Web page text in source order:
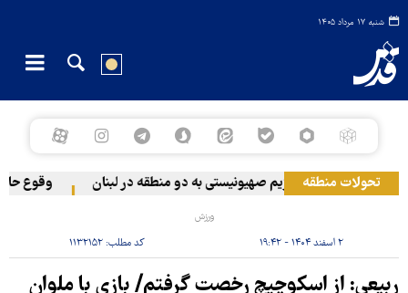
شنبه ۱۷ مرداد ۱۴۰۵
تحولات منطقهحمله رژیم صهیونیستی به دو منطقه در لبنان وقوع
ورزش
۲ اسفند ۱۴۰۴ - ۱۹:۴۲ کد مطلب:۱۱۳۲۱۵۲
ربیعی: از اسکوچیچ رخصت گرفتم/ بازی با ملوان